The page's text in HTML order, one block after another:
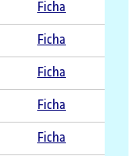
Ficha
Ficha
Ficha
Ficha
Ficha